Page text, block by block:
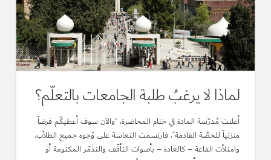
لماذا لا يرغبُ طلبة الجامعات بالتعلّم؟
أعلنت مُدرّسة المادة في ختام المحاضرة، “والآن سوف أعطيكُم فرضاً
منزلياً للحصَّة القادمة”، فارتسمت التعاسة على وُجوه جميع الطلاّب،
وامتلأت القاعة – كالعادة – بأصوات التأفّف والتذمّر المكتومة أو